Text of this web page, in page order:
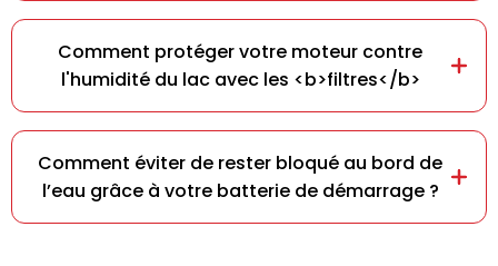
Comment protéger votre moteur contre
l'humidité du lac avec les <b>filtres</b>
Comment éviter de rester bloqué au bord de
l’eau grâce à votre batterie de démarrage ?